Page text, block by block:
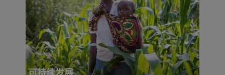
可持续发展